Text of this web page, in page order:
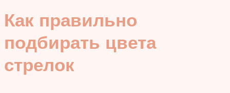
Как правильно
подбирать цвета
стрелок